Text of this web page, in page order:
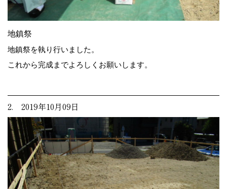
地鎮祭
地鎮祭を執り行いました。
これから完成までよろしくお願いします。
2. 2019年10月09日